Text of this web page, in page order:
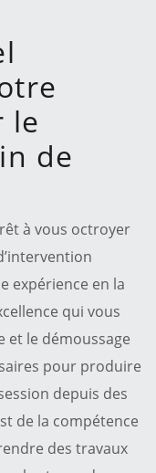
le
de
à vous octroyer
expérience en la
qui vous
et le démoussage
pour produire
depuis des
de la compétence
des travaux